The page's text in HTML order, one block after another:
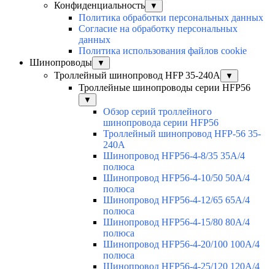
Конфиденциальность
▼
Политика обработки персональных данных
Согласие на обработку персональных
данных
Политика использования файлов cookie
Шинопроводы
▼
Троллейный шинопровод HFP 35-240А ▼
Троллейные шинопроводы серии HFP56
▼
Обзор серий троллейного
шинопровода серии HFP56
Троллейный шинопровод HFP-56 35-
240А
Шинопровод HFP56-4-8/35 35А/4
полюса
Шинопровод HFP56-4-10/50 50А/4
полюса
Шинопровод HFP56-4-12/65 65А/4
полюса
Шинопровод HFP56-4-15/80 80А/4
полюса
Шинопровод HFP56-4-20/100 100А/4
полюса
Шинопровод HFP56-4-25/120 120А/4